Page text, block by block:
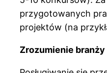
przygotowanych
projektów (na
Zrozumienie branży